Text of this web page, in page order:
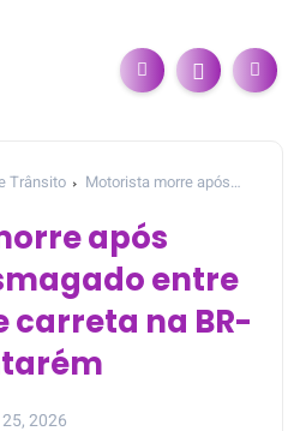
Trânsito
Motorista morre após
após
entre
carreta na BR-
2026